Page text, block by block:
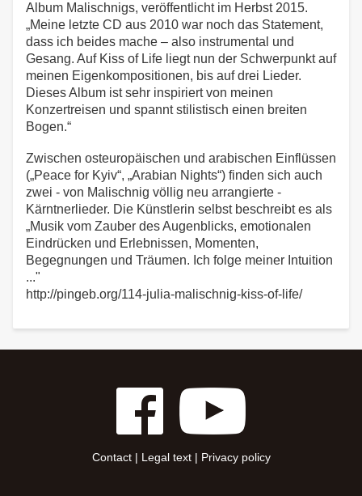
Album Malischnigs, veröffentlicht im Herbst 2015.
„Meine letzte CD aus 2010 war noch das Statement,
dass ich beides mache – also instrumental und
Gesang. Auf Kiss of Life liegt nun der Schwerpunkt auf
meinen Eigenkompositionen, bis auf drei Lieder.
Dieses Album ist sehr inspiriert von meinen
Konzertreisen und spannt stilistisch einen breiten
Bogen.“
Zwischen osteuropäischen und arabischen Einflüssen
(„Peace for Kyiv“, „Arabian Nights“) finden sich auch
zwei - von Malischnig völlig neu arrangierte -
Kärntnerlieder. Die Künstlerin selbst beschreibt es als
„Musik vom Zauber des Augenblicks, emotionalen
Eindrücken und Erlebnissen, Momenten,
Begegnungen und Träumen. Ich folge meiner Intuition
..."
http://pingeb.org/114-julia-malischnig-kiss-of-life/
Contact| Legal text| Privacy policy